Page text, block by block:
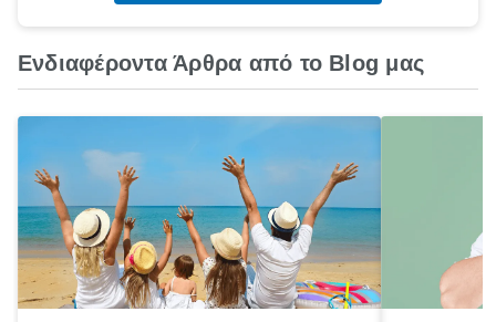
Ενδιαφέροντα Άρθρα από το Blog μας